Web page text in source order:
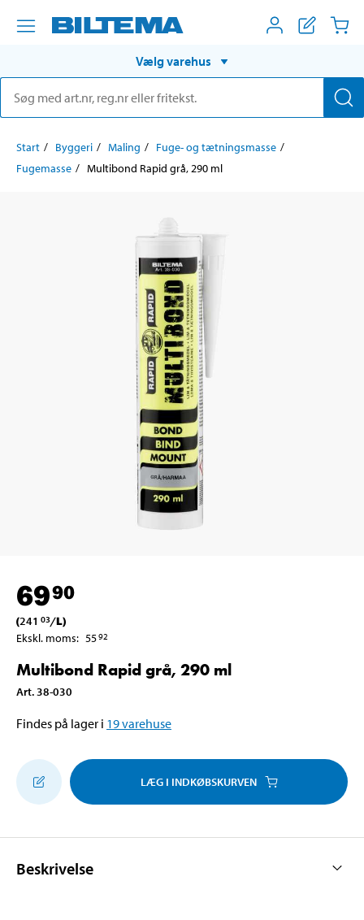
Vælg varehus
Start Byggeri Maling
Fuge- og tætningsmasse
Fugemasse
Multibond Rapid grå, 290 ml
6990
(241 03/L)
Ekskl. moms: 5592
Multibond Rapid grå, 290 ml
Art. 38-030
Findes på lager i 19varehuse
LÆG I INDKØBSKURVEN
Beskrivelse